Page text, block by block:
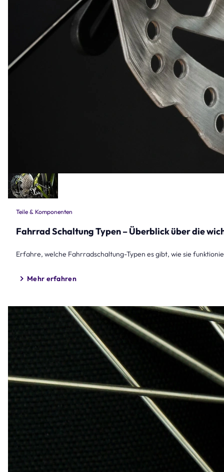
Teile & Komponenten
Fahrrad Schaltung Typen – Überblick über die
Erfahre, welche Fahrradschaltung-Typen es gibt, wie sie
Mehr erfahren